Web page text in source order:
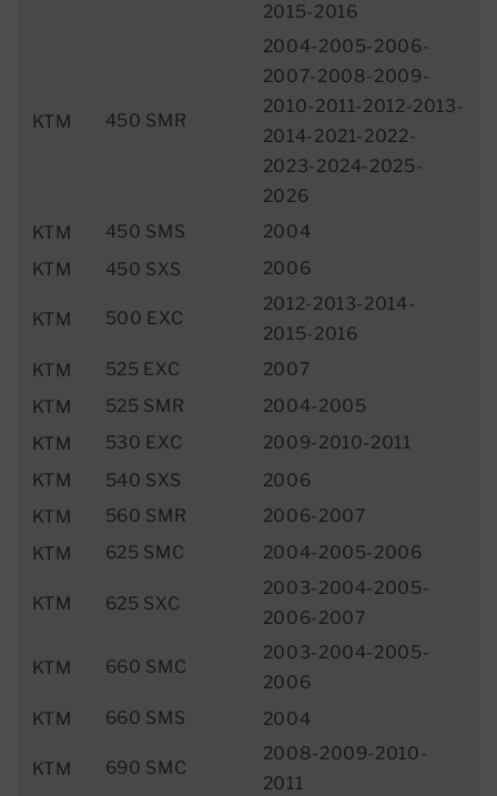
2015-2016
KTM 450 SMR
2004-2005-2006-
2007-2008-2009-
2010-2011-2012-2013-
2014-2021-2022-
2023-2024-2025-
2026
KTM
450 SMS
2004
KTM
450 SXS 2006
KTM 500 EXC
2012-2013-2014-
2015-2016
KTM
525 EXC
2007
KTM
525 SMR
2004-2005
KTM
530 EXC
2009-2010-2011
KTM
540 SXS
2006
KTM
560 SMR
2006-2007
KTM
625 SMC 2004-2005-2006
KTM 625 SXC
2003-2004-2005-
2006-2007
KTM 660 SMC
2003-2004-2005-
2006
KTM
660 SMS 2004
KTM 690 SMC
2008-2009-2010-
2011